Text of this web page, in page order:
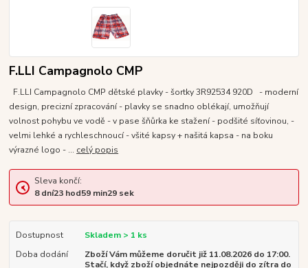
F.LLI Campagnolo CMP
F.LLI Campagnolo CMP dětské plavky - šortky 3R92534 920D - moderní
design, precizní zpracování - plavky se snadno oblékají, umožňují
volnost pohybu ve vodě - v pase šňůrka ke stažení - podšité síťovinou, -
velmi lehké a rychleschnoucí - všité kapsy + našitá kapsa - na boku
výrazné logo - ... celý popis
Sleva končí:
8 dní23hod59min28sek
Dostupnost
Skladem > 1 ks
Doba dodání
Zboží Vám můžeme doručit již 11.08.2026 do 17:00.
Stačí, když zboží objednáte nejpozději do zítra do